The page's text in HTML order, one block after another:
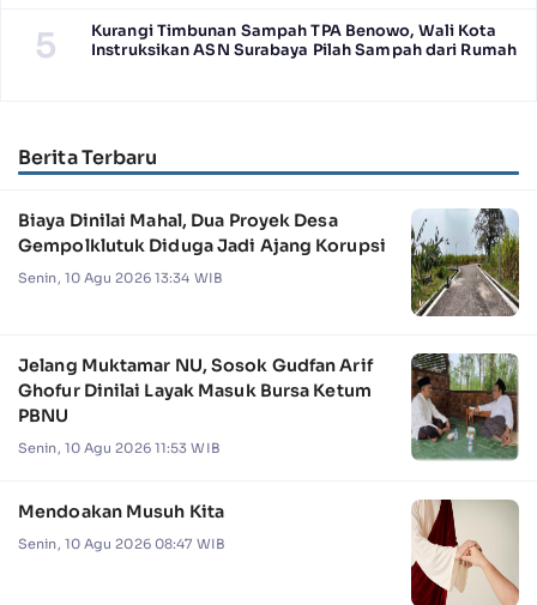
5
Kurangi Timbunan Sampah TPA Benowo, Wali Kota
Instruksikan ASN Surabaya Pilah Sampah dari Rumah
Berita Terbaru
Biaya Dinilai Mahal, Dua Proyek Desa
Gempolklutuk Diduga Jadi Ajang Korupsi
Senin, 10 Agu 2026 13:34 WIB
Jelang Muktamar NU, Sosok Gudfan Arif
Ghofur Dinilai Layak Masuk Bursa Ketum
PBNU
Senin, 10 Agu 2026 11:53 WIB
Mendoakan Musuh Kita
Senin, 10 Agu 2026 08:47 WIB